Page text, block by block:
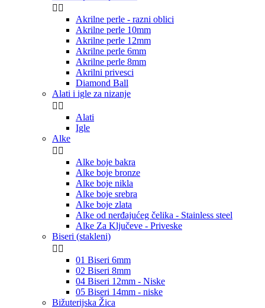
 
Akrilne perle - razni oblici
Akrilne perle 10mm
Akrilne perle 12mm
Akrilne perle 6mm
Akrilne perle 8mm
Akrilni privesci
Diamond Ball
Alati i igle za nizanje
 
Alati
Igle
Alke
 
Alke boje bakra
Alke boje bronze
Alke boje nikla
Alke boje srebra
Alke boje zlata
Alke od nerđajućeg čelika - Stainless steel
Alke Za Ključeve - Priveske
Biseri (stakleni)
 
01 Biseri 6mm
02 Biseri 8mm
04 Biseri 12mm - Niske
05 Biseri 14mm - niske
Bižuterijska Žica